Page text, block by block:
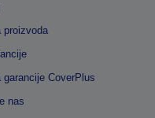
proizvoda
garancije CoverPlus
nas